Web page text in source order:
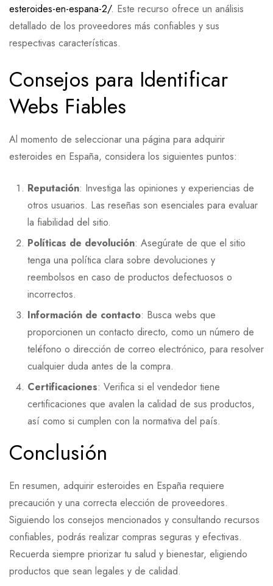
esteroides-en-espana-2/. Este recurso ofrece un análisis
detallado de los proveedores más confiables y sus
respectivas características.
Consejos para Identificar
Webs Fiables
Al momento de seleccionar una página para adquirir
esteroides en España, considera los siguientes puntos:
Reputación: Investiga las opiniones y experiencias de
otros usuarios. Las reseñas son esenciales para evaluar
la fiabilidad del sitio.
Políticas de devolución: Asegúrate de que el sitio
tenga una política clara sobre devoluciones y
reembolsos en caso de productos defectuosos o
incorrectos.
Información de contacto: Busca webs que
proporcionen un contacto directo, como un número de
teléfono o dirección de correo electrónico, para resolver
cualquier duda antes de la compra.
Certificaciones: Verifica si el vendedor tiene
certificaciones que avalen la calidad de sus productos,
así como si cumplen con la normativa del país.
Conclusión
En resumen, adquirir esteroides en España requiere
precaución y una correcta elección de proveedores.
Siguiendo los consejos mencionados y consultando recursos
confiables, podrás realizar compras seguras y efectivas.
Recuerda siempre priorizar tu salud y bienestar, eligiendo
productos que sean legales y de calidad.